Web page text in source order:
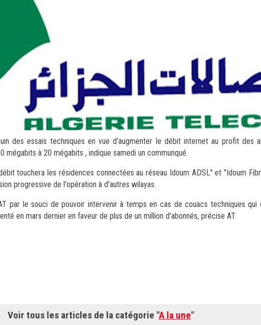
des essais techniques en vue d'augmenter le débit internet au profit des
à 20 mégabits , indique samedi un communqué.
touchera les résidences connectées au réseau Idoum ADSL" et "Idoum
progressive de l'opération à d'autres wilayas.
par le souci de pouvoir intervenir à temps en cas de couacs techniques qui
en mars dernier en faveur de plus de un million d'abonnés, précise AT.
Voir tous les articles de la catégorie "A la une"